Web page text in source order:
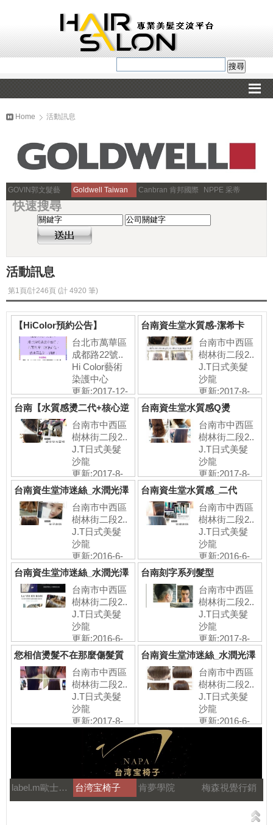
Home 活動訊息
GOVIN郭文髮藝 Goldwell Taiwan Canbran 肯邦國際 NPPE 采蒂
快速搜尋
活動訊息
第1頁/計246頁 (計 4920 筆)
【HiColor預約公告】
台北市萬華區
成都路22號..
Hi Color藝術
染護中心
更新:2017-12-
1
台南資生堂水質感-潔希卡
台南市中西區
樹林街二段2..
J.T日式美髮
沙龍
更新:2017-8-
28
台南【水質感燙二代+核心逆
損七劑式護
台南市中西區
樹林街二段2..
J.T日式美髮
沙龍
更新:2017-8-
28
台南資生堂水質感Q燙
台南市中西區
樹林街二段2..
J.T日式美髮
沙龍
更新:2017-8-
28
台南資生堂沛迷絲_水潤光澤
染
台南市中西區
樹林街二段2..
J.T日式美髮
沙龍
更新:2016-6-
24
台南資生堂水質感_二代
台南市中西區
樹林街二段2..
J.T日式美髮
沙龍
更新:2016-6-
24
台南資生堂沛迷絲_水潤光澤
挑染
台南市中西區
樹林街二段2..
J.T日式美髮
沙龍
更新:2016-6-
24
台南刻字系列髮型
台南市中西區
樹林街二段2..
J.T日式美髮
沙龍
更新:2017-8-
28
您相信燙髮不在那麼傷髮質
了嗎？ #日
台南市中西區
樹林街二段2..
J.T日式美髮
沙龍
更新:2017-8-
台南資生堂沛迷絲_水潤光澤
染髮
台南市中西區
樹林街二段2..
J.T日式美髮
沙龍
更新:2016-6-
label.m歐士特國際 台湾宝椅子 肯夢學院 梅森視覺行銷